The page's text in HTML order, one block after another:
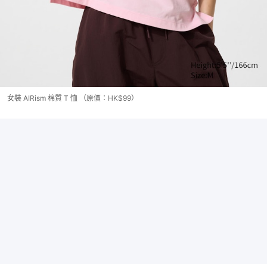
女裝 AIRism 棉質 T 恤 （原價：HK$99）